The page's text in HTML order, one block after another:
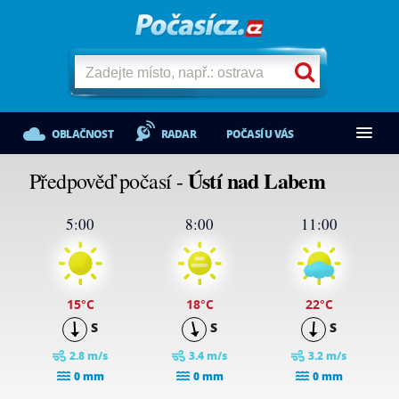
OBLAČNOST RADAR POČASÍ U VÁS
Předpověď počasí -Ústí nad Labem
5:00
15°C
S
2.8 m/s
0 mm
8:00
18°C
S
3.4 m/s
0 mm
11:00
22°C
S
3.2 m/s
0 mm